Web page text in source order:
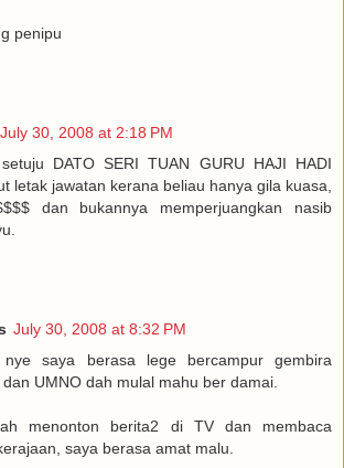
penipu
July 30, 2008 at 2:18 PM
DATO SERI TUAN GURU HAJI HADI
letak jawatan kerana beliau hanya gila kuasa,
dan bukannya memperjuangkan nasib
July 30, 2008 at 8:32 PM
saya berasa lege bercampur gembira
UMNO dah mulal mahu ber damai.
menonton berita2 di TV dan membaca
saya berasa amat malu.